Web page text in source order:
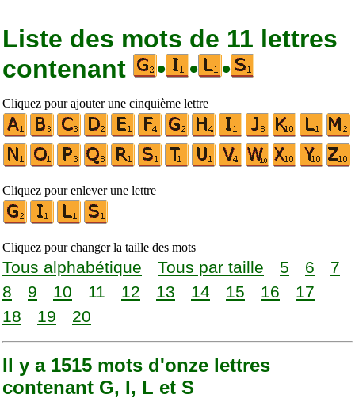
Liste des mots de 11 lettres
contenant
• • •
Cliquez pour ajouter une cinquième lettre
Cliquez pour enlever une lettre
Cliquez pour changer la taille des mots
Tous alphabétique Tous par taille 5 6
7
8
9 10 11 12 13 14 15 16
17
18
19 20
Il y a 1515 mots d'onze lettres
contenant G, I, L et S